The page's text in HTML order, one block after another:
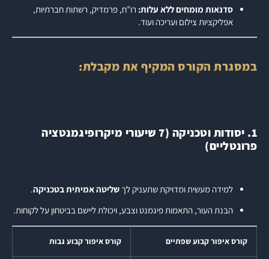
סדנאות מומחים ללא עלות: רו”ח, פרמדיק, רשתות חברתיות,
אפליקציות צילום ועריכה ועוד.
במסגרת הקורס המקיף את מקבלת:
1. יסודות וטכניקה (7 שיעורי מיקרופיגמנטציה
פרונטליים)
למידה מעשית ומדויקת שתעניק לךשליטה אמיתית בטכניקה.
הבנת העור, התאמות פיגמנט וצבע, ויכולת ליישם בביטחון על לקוחות.
קורס איפור קבוע שפתיים קורס איפור קבוע גבות